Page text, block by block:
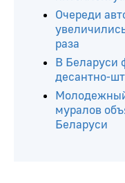
Читайте ещё
В Беларуси
нефтяных
В Беларуси
Очереди